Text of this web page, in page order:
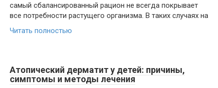
самый сбалансированный рацион не всегда покрывает
все потребности растущего организма. В таких случаях на
Читать полностью
Атопический дерматит у детей: причины,
симптомы и методы лечения